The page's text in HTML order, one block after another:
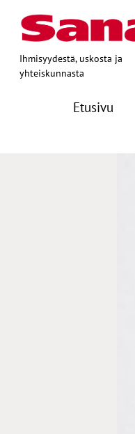
Ihmisyydestä, uskosta ja
yhteiskunnasta
Etusivu